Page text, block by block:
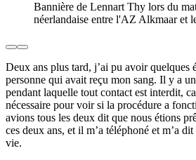
Bannière de Lennart Thy lors du
néerlandaise entre l'AZ Alkmaar et
Deux ans plus tard, j’ai pu avoir quelques
personne qui avait reçu mon sang. Il y a
pendant laquelle tout contact est interdit,
nécessaire pour voir si la procédure a
avions tous les deux dit que nous étions
ces deux ans, et il m’a téléphoné et m’a
vie.